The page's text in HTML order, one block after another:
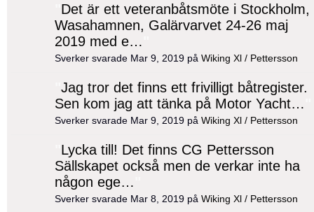
Det är ett veteranbåtsmöte i Stockholm,
Wasahamnen, Galärvarvet 24-26 maj
2019 med e…
Sverker svarade Mar 9, 2019 på Wiking Xl / Pettersson
Jag tror det finns ett frivilligt båtregister.
Sen kom jag att tänka på Motor Yacht…
Sverker svarade Mar 9, 2019 på Wiking Xl / Pettersson
Lycka till! Det finns CG Pettersson
Sällskapet också men de verkar inte ha
någon ege…
Sverker svarade Mar 8, 2019 på Wiking Xl / Pettersson